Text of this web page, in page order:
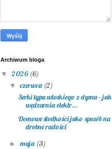
Archiwum bloga
▼ 2026 (6)
▼czerwca (2)
Serki typu włoskiego z dymu – jak
wędzarnia elektr...
Domowe słodkości jako sposób na
drobne radości
►maja (3)